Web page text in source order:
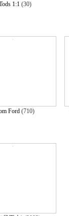
1:1(30)
Ford(710)